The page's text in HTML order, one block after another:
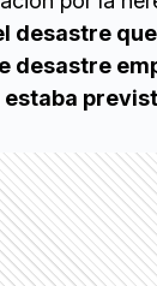
desastre